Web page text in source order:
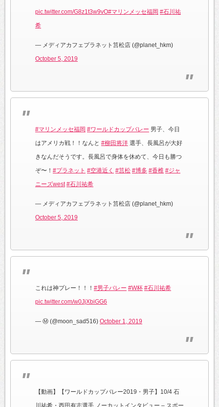
pic.twitter.com/G8z1t3w9vO#マリンメッセ福岡 #石川祐
希
— メディアカフェプラネット筥松店 (@planet_hkm)
October 5, 2019
#マリンメッセ福岡 #ワールドカップバレー 男子、今日
はアメリカ戦！！なんと #柳田将洋 選手、長風呂が大好
きなんだそうです。長風呂で身体を休めて、今日も勝つ
ぞ〜！ #プラネット #空港近く #筥松 #博多 #香椎 #ジャ
ニーズwest #石川祐希
— メディアカフェプラネット筥松店 (@planet_hkm)
October 5, 2019
これは神プレー！！！ #男子バレー #W杯 #石川祐希
pic.twitter.com/w0JjXbiGG6
— Ⓜ︎ (@moon_sad516) October 1, 2019
【動画】【ワールドカップバレー2019・男子】10/4 石
川祐希・西田有志選手 ノーカットインタビュー – スポー